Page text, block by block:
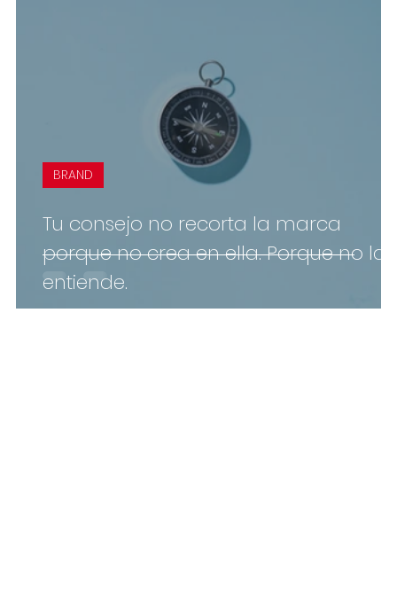
Tu consejo no recorta la marca
porque no crea en ella. Porque no la
entiende.
BRAND